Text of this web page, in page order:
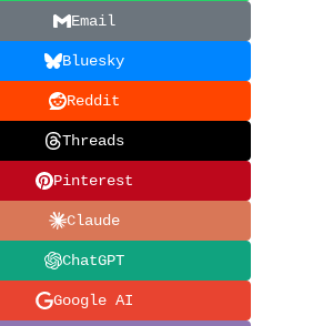
Email
Bluesky
Reddit
Threads
Pinterest
Claude
ChatGPT
Google AI